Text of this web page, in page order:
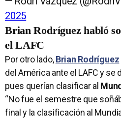
2025
Brian Rodríguez habló
el LAFC
Por otro lado,Brian Rodríguez
del América ante el LAFC y se
pues querían clasificar al
“No fue el semestre que
final y la clasificación al